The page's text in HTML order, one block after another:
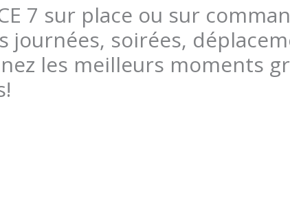
7 sur place ou sur
soirées,
les meilleurs moments